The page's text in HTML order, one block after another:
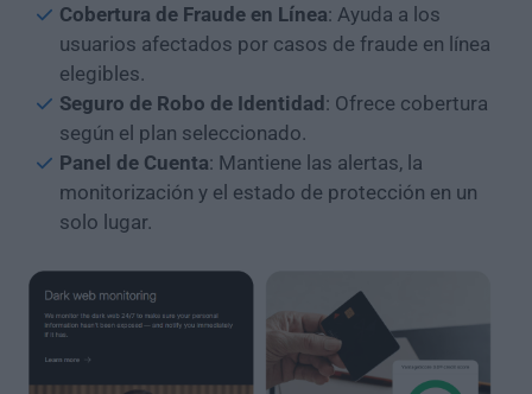
Cobertura de Fraude en Línea: Ayuda a los
usuarios afectados por casos de fraude en línea
elegibles.
Seguro de Robo de Identidad: Ofrece cobertura
según el plan seleccionado.
Panel de Cuenta: Mantiene las alertas, la
monitorización y el estado de protección en un
solo lugar.